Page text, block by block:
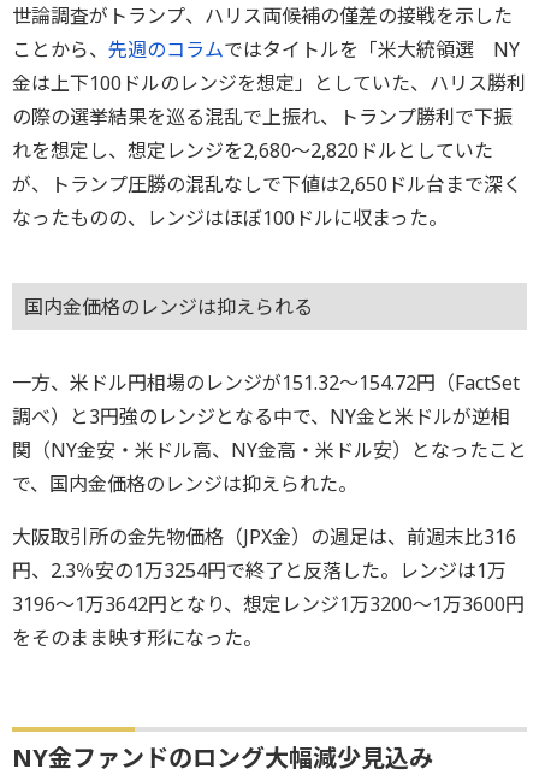
世論調査がトランプ、ハリス両候補の僅差の接戦を示した
ことから、 先週のコラムではタイトルを「米大統領選 NY
金は上下100ドルのレンジを想定」としていた、ハリス勝利
の際の選挙結果を巡る混乱で上振れ、トランプ勝利で下振
れを想定し、想定レンジを2,680～2,820ドルとしていた
が、トランプ圧勝の混乱なしで下値は2,650ドル台まで深く
なったものの、レンジはほぼ100ドルに収まった。
国内金価格のレンジは抑えられる
一方、米ドル円相場のレンジが151.32～154.72円（FactSet
調べ）と3円強のレンジとなる中で、NY金と米ドルが逆相
関（NY金安・米ドル高、NY金高・米ドル安）となったこと
で、国内金価格のレンジは抑えられた。
大阪取引所の金先物価格（JPX金）の週足は、前週末比316
円、2.3％安の1万3254円で終了と反落した。レンジは1万
3196～1万3642円となり、想定レンジ1万3200～1万3600円
をそのまま映す形になった。
NY金ファンドのロング大幅減少見込み